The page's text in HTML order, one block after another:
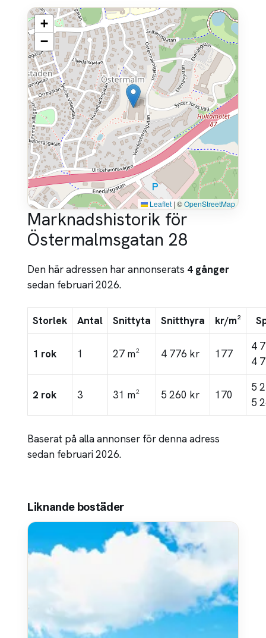
+
−
Leaflet | ©OpenStreetMap
Marknadshistorik för
Östermalmsgatan 28
Den här adressen har annonserats 4 gånger
sedan februari 2026.
Storlek Antal Snittyta Snitthyra kr/m²
1 rok 1 27 m² 4 776 kr 177
4
4
2 rok 3 31 m² 5 260 kr 170
5
5
Baserat på alla annonser för denna adress
sedan februari 2026.
Liknande bostäder